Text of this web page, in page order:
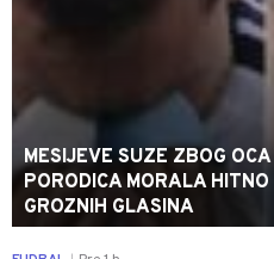
MESIJEVE SUZE ZBOG
PORODICA MORALA
GROZNIH GLASINA